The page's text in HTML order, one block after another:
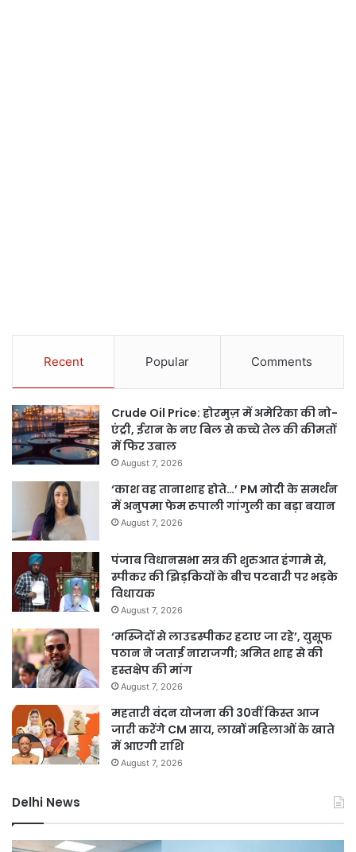
Recent Popular Comments
Crude Oil Price: होरमुज़ में अमेरिका की नो-
एंट्री, ईरान के नए बिल से कच्चे तेल की कीमतों
में फिर उबाल
August 7, 2026
‘काश वह तानाशाह होते…’ PM मोदी के समर्थन
में अनुपमा फेम रुपाली गांगुली का बड़ा बयान
August 7, 2026
पंजाब विधानसभा सत्र की शुरुआत हंगामे से,
स्पीकर की झिड़कियों के बीच पटवारी पर भड़के
विधायक
August 7, 2026
‘मस्जिदों से लाउडस्पीकर हटाए जा रहे’, युसूफ
पठान ने जताई नाराजगी; अमित शाह से की
हस्तक्षेप की मांग
August 7, 2026
महतारी वंदन योजना की 30वीं किस्त आज
जारी करेंगे CM साय, लाखों महिलाओं के खाते
में आएगी राशि
August 7, 2026
Delhi News
दिल्ली